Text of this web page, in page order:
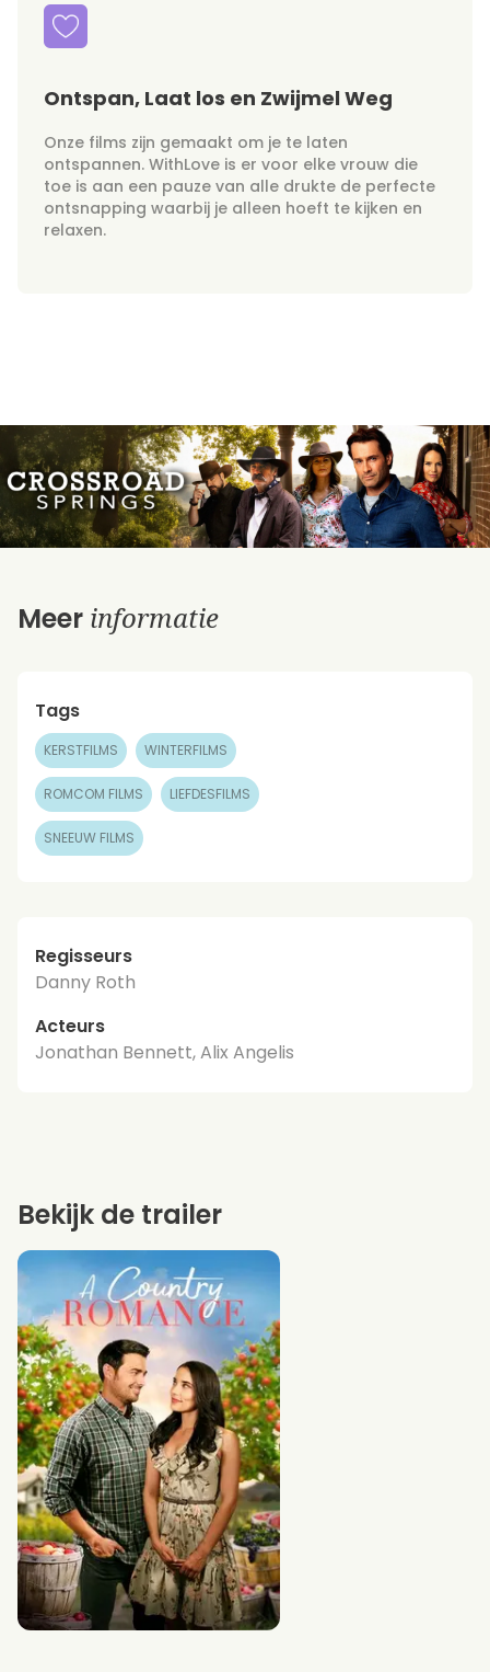
Ontspan, Laat los en Zwijmel Weg
Onze films zijn gemaakt om je te laten
ontspannen. WithLove is er voor elke vrouw die
toe is aan een pauze van alle drukte de perfecte
ontsnapping waarbij je alleen hoeft te kijken en
relaxen.
Meer informatie
Tags
KERSTFILMS WINTERFILMS
ROMCOM FILMS LIEFDESFILMS
SNEEUW FILMS
Regisseurs
Danny Roth
Acteurs
Jonathan Bennett, Alix Angelis
Bekijk de trailer